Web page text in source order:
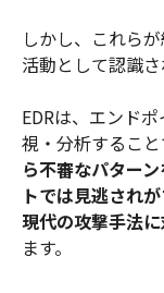
しかし、これら
活動として認識さ
EDRは、エンド
視・分析するこ
ら不審なパター
トでは見逃され
現代の攻撃手法
ます。